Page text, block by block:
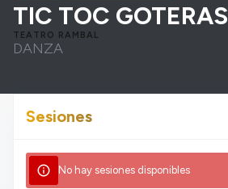
TIC TOC GOTERAS
TEATRO RAMBAL
DANZA
Sesiones
info No hay sesiones disponibles